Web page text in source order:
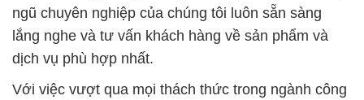
ngũ chuyên nghiệp của chúng tôi luôn sẵn sàng
lắng nghe và tư vấn khách hàng về sản phẩm và
dịch vụ phù hợp nhất.
Với việc vượt qua mọi thách thức trong ngành công